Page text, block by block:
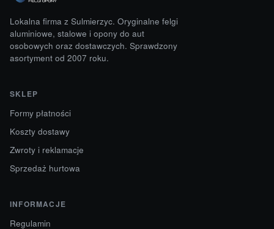
Lokalna firma z Sulmierzyc. Oryginalne felgi
aluminiowe, stalowe i opony do aut
osobowych oraz dostawczych. Sprawdzony
asortyment od 2007 roku.
SKLEP
Formy płatności
Koszty dostawy
Zwroty i reklamacje
Sprzedaż hurtowa
INFORMACJE
Regulamin